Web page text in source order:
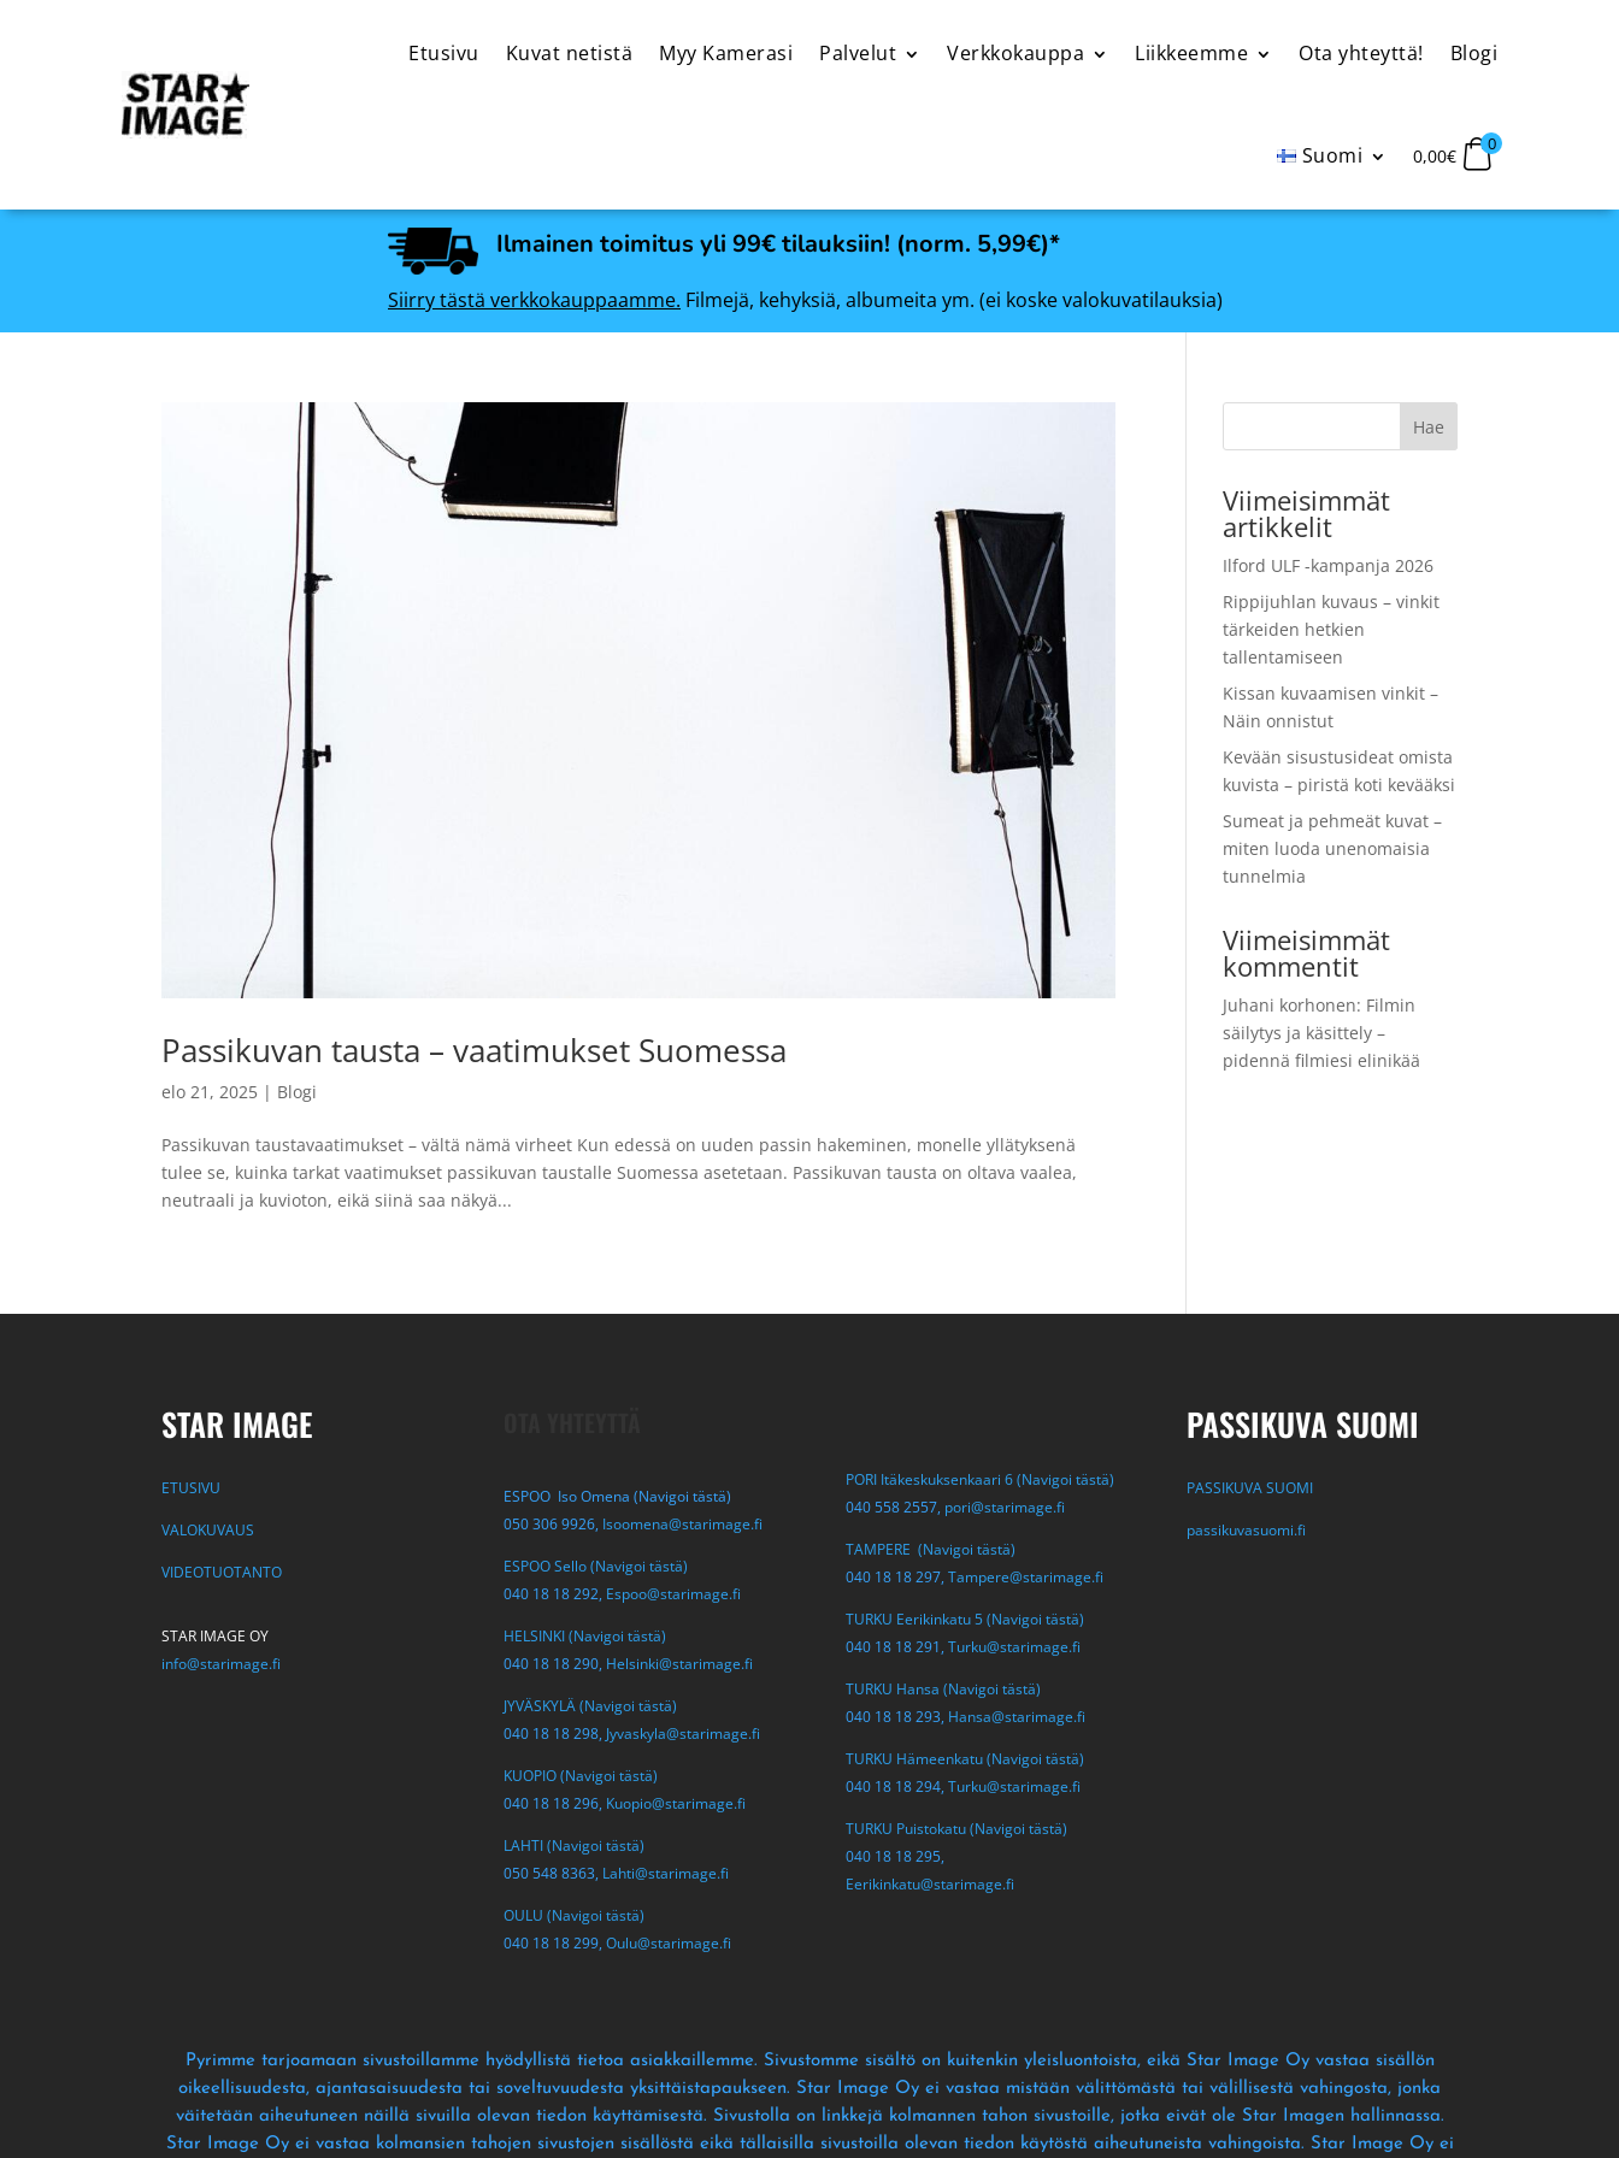
Etusivu Kuvat netistä Myy Kamerasi Palvelut Verkkokauppa Liikkeemme Ota yhteyttä! Blogi
Suomi 0,00€
0
Ilmainen toimitus yli 99€ tilauksiin! (norm. 5,99€)*
Siirry tästä verkkokauppaamme. Filmejä, kehyksiä, albumeita ym. (ei koske valokuvatilauksia)
Passikuvan tausta – vaatimukset Suomessa
elo 21, 2025 | Blogi
Passikuvan taustavaatimukset – vältä nämä virheet Kun edessä on uuden passin hakeminen, monelle yllätyksenä
tulee se, kuinka tarkat vaatimukset passikuvan taustalle Suomessa asetetaan. Passikuvan tausta on oltava vaalea,
neutraali ja kuvioton, eikä siinä saa näkyä...
Viimeisimmät
artikkelit
Ilford ULF -kampanja 2026
Rippijuhlan kuvaus – vinkit
tärkeiden hetkien
tallentamiseen
Kissan kuvaamisen vinkit –
Näin onnistut
Kevään sisustusideat omista
kuvista – piristä koti kevääksi
Sumeat ja pehmeät kuvat –
miten luoda unenomaisia
tunnelmia
Viimeisimmät
kommentit
Juhani korhonen: Filmin
säilytys ja käsittely –
pidennä filmiesi elinikää
STAR IMAGE
ETUSIVU
VALOKUVAUS
VIDEOTUOTANTO
STAR IMAGE OY
info@starimage.fi
ESPOO Iso Omena (Navigoi tästä)
050 306 9926, Isoomena@starimage.fi
ESPOO Sello (Navigoi tästä)
040 18 18 292, Espoo@starimage.fi
HELSINKI (Navigoi tästä)
040 18 18 290, Helsinki@starimage.fi
JYVÄSKYLÄ (Navigoi tästä)
040 18 18 298, Jyvaskyla@starimage.fi
KUOPIO (Navigoi tästä)
040 18 18 296, Kuopio@starimage.fi
LAHTI (Navigoi tästä)
050 548 8363, Lahti@starimage.fi
OULU (Navigoi tästä)
040 18 18 299, Oulu@starimage.fi
PORI Itäkeskuksenkaari 6 (Navigoi tästä)
040 558 2557, pori@starimage.fi
TAMPERE (Navigoi tästä)
040 18 18 297, Tampere@starimage.fi
TURKU Eerikinkatu 5 (Navigoi tästä)
040 18 18 291, Turku@starimage.fi
TURKU Hansa (Navigoi tästä)
040 18 18 293, Hansa@starimage.fi
TURKU Hämeenkatu (Navigoi tästä)
040 18 18 294, Turku@starimage.fi
TURKU Puistokatu (Navigoi tästä)
040 18 18 295,
Eerikinkatu@starimage.fi
PASSIKUVA SUOMI
PASSIKUVA SUOMI
passikuvasuomi.fi
Pyrimme tarjoamaan sivustoillamme hyödyllistä tietoa asiakkaillemme. Sivustomme sisältö on kuitenkin yleisluontoista, eikä Star Image Oy vastaa sisällön
oikeellisuudesta, ajantasaisuudesta tai soveltuvuudesta yksittäistapaukseen. Star Image Oy ei vastaa mistään välittömästä tai välillisestä vahingosta, jonka
väitetään aiheutuneen näillä sivuilla olevan tiedon käyttämisestä. Sivustolla on linkkejä kolmannen tahon sivustoille, jotka eivät ole Star Imagen hallinnassa.
Star Image Oy ei vastaa kolmansien tahojen sivustojen sisällöstä eikä tällaisilla sivustoilla olevan tiedon käytöstä aiheutuneista vahingoista. Star Image Oy ei